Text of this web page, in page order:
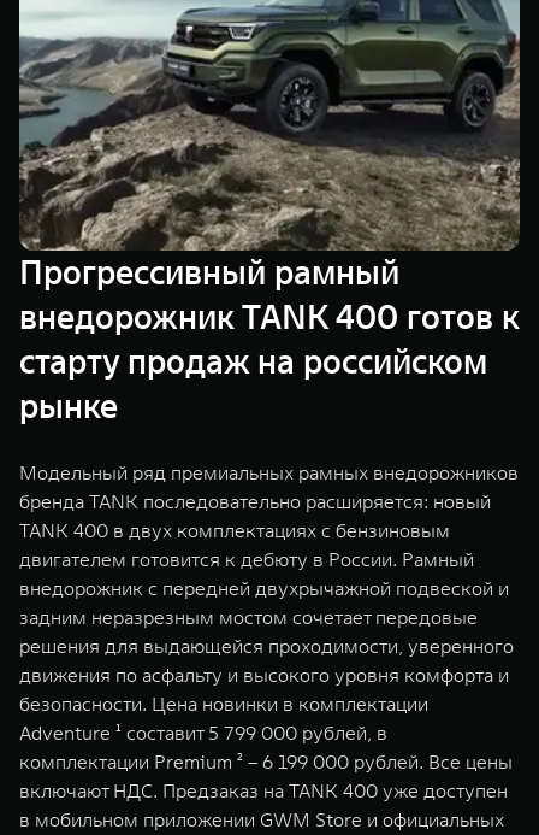
TANK 500
Веди за собой
TANK 700
WEY 07
Расширяя границы комфорта
от 6 149 000 ₽
WEY 05
Эстетика
от 5 699
TANK Финансы
Корпоративным клиентам
TANK ФИНАНСЫ
TANK Кредит
TANK Лизинг
TANK Страхование
Сервис
Специальные предложения
Моторные масла
ЦИФРОВЫЕ СЕРВИСЫ TANK
Цифровые сервисы TANK
Подписки
Прогрессивный рамный
внедорожник TANK 400 готов к
старту продаж на российском
рынке
Модельный ряд премиальных рамных внедорожников
бренда TANK последовательно расширяется: новый
TANK 400 в двух комплектациях с бензиновым
двигателем готовится к дебюту в России. Рамный
внедорожник с передней двухрычажной подвеской и
задним неразрезным мостом сочетает передовые
решения для выдающейся проходимости, уверенного
движения по асфальту и высокого уровня комфорта и
безопасности. Цена новинки в комплектации
Adventure ¹ составит 5 799 000 рублей, в
комплектации Premium ² – 6 199 000 рублей. Все цены
включают НДС. Предзаказ на TANK 400 уже доступен
в мобильном приложении GWM Store и официальных